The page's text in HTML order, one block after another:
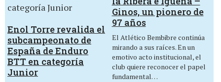
Enol Torre revalida el
subcampeonato de
España de Enduro
BTT en categoría
Junior
Ginos, un pionero de
97 años
El Atlético Bembibre continúa
mirando a sus raíces. En un
emotivo acto institucional, el
club quiere reconocer el papel
fundamental…